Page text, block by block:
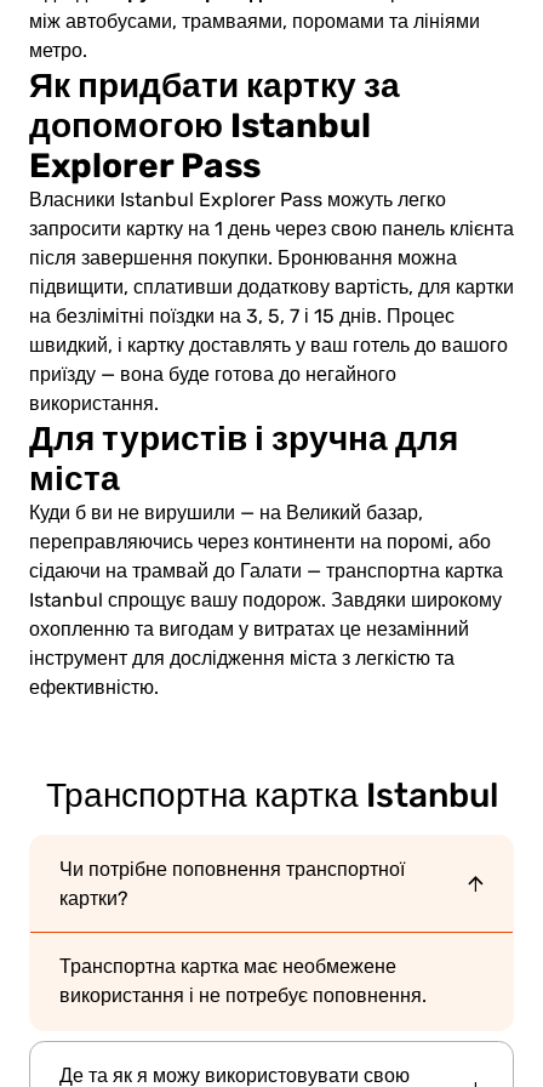
між автобусами, трамваями, поромами та лініями
метро.
Як придбати картку за
допомогою Istanbul
Explorer Pass
Власники Istanbul Explorer Pass можуть легко
запросити картку на 1 день через свою панель клієнта
після завершення покупки. Бронювання можна
підвищити, сплативши додаткову вартість, для картки
на безлімітні поїздки на 3, 5, 7 і 15 днів. Процес
швидкий, і картку доставлять у ваш готель до вашого
приїзду — вона буде готова до негайного
використання.
Для туристів і зручна для
міста
Куди б ви не вирушили — на Великий базар,
переправляючись через континенти на поромі, або
сідаючи на трамвай до Галати — транспортна картка
Istanbul спрощує вашу подорож. Завдяки широкому
охопленню та вигодам у витратах це незамінний
інструмент для дослідження міста з легкістю та
ефективністю.
Транспортна картка Istanbul
Чи потрібне поповнення транспортної
картки?
Транспортна картка має необмежене
використання і не потребує поповнення.
Де та як я можу використовувати свою